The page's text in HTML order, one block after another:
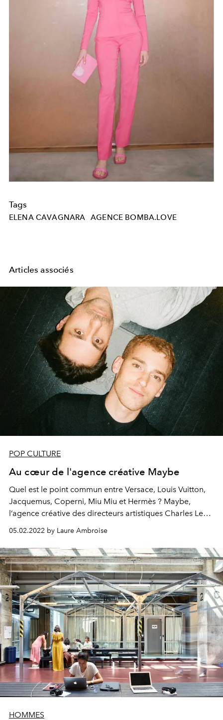
Tags
ELENA CAVAGNARA AGENCE BOMBA.LOVE
Articles associés
POP CULTURE
Au cœur de l'agence créative Maybe
Quel est le point commun entre Versace, Louis Vuitton,
Jacquemus, Coperni, Miu Miu et Hermès ? Maybe,
l’agence créative des directeurs artistiques Charles Levai
du luxe et de la mode.
05.02.2022 by Laure Ambroise
HOMMES